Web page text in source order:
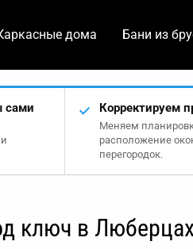
дома Бани из
сами Корректируем
Меняем
расположение
перегородок.
ключ в